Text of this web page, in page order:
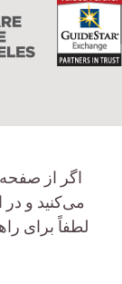
اگر از
می‌کنید و
لطفاً برای